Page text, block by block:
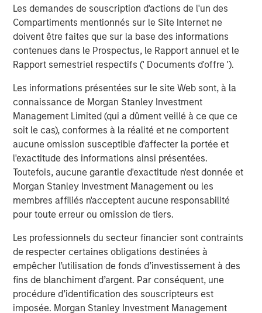
Les demandes de souscription d'actions de l'un des
Compartiments mentionnés sur le Site Internet ne
doivent être faites que sur la base des informations
contenues dans le Prospectus, le Rapport annuel et le
Rapport semestriel respectifs (' Documents d'offre ').
Les informations présentées sur le site Web sont, à la
connaissance de Morgan Stanley Investment
Management Limited (qui a dûment veillé à ce que ce
soit le cas), conformes à la réalité et ne comportent
aucune omission susceptible d'affecter la portée et
l'exactitude des informations ainsi présentées.
Toutefois, aucune garantie d'exactitude n'est donnée et
Morgan Stanley Investment Management ou les
membres affiliés n'acceptent aucune responsabilité
pour toute erreur ou omission de tiers.
Les professionnels du secteur financier sont contraints
de respecter certaines obligations destinées à
empêcher l’utilisation de fonds d’investissement à des
fins de blanchiment d’argent. Par conséquent, une
procédure d’identification des souscripteurs est
imposée. Morgan Stanley Investment Management
Counterpoint Global’s culture fosters collaboration,
creativity, continued development and differentiated
thinking.
CONSILIENT OBSERVER
The Wisdom of Crowds in Markets: Crowd
Behavior in Prediction, Betting, and Stock
Markets
CONSILIENT OBSERVER
Opportunities and Expectations: The Present
Value of Growth Opportunities in Valuation
CONSILIENT OBSERVER
Competitive Advantage Period: The
Neglected Value Driver